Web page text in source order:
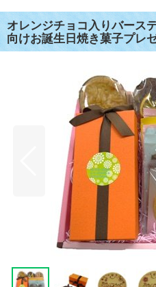
オレンジチョコ入りバース
向けお誕生日焼き菓子プレゼ